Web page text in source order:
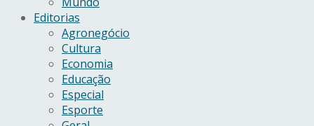
Editorias
Agronegócio
Cultura
Economia
Educação
Especial
Esporte